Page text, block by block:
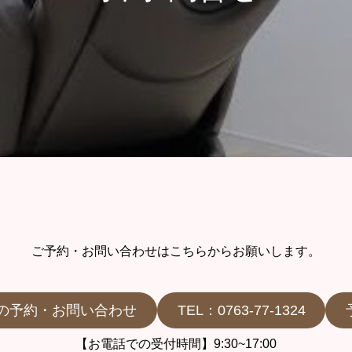
ご予約・お問い合わせはこちらからお願いします。
予約・お問い合わせ TEL：0763-77-1324
【お電話での受付時間】9:30~17:00